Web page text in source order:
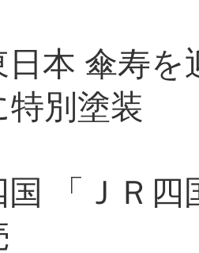
本 傘寿
別塗装
国 「ＪＲ